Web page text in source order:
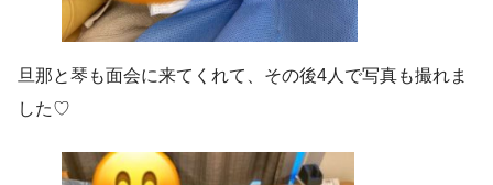
旦那と琴も面会に来てくれて、その後4人で写真も撮れま
した♡